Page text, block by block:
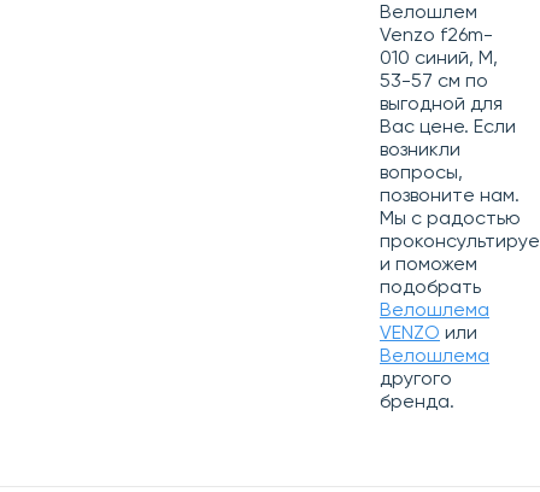
Велошлем
Venzo f26m-
010 синий, M,
53-57 см по
выгодной для
Вас цене. Если
возникли
вопросы,
позвоните нам.
Мы с радостью
и поможем
подобрать
Велошлема
VENZO или
Велошлема
другого
бренда.